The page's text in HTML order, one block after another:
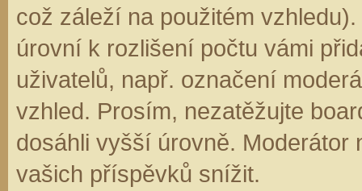
což záleží na použitém
úrovní k rozlišení počtu vámi
uživatelů, např. označení
vzhled. Prosím, nezatěžujte
dosáhli vyšší úrovně. Moderátor
vašich příspěvků snížit.